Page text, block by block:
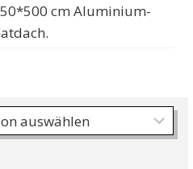
cm Aluminium-